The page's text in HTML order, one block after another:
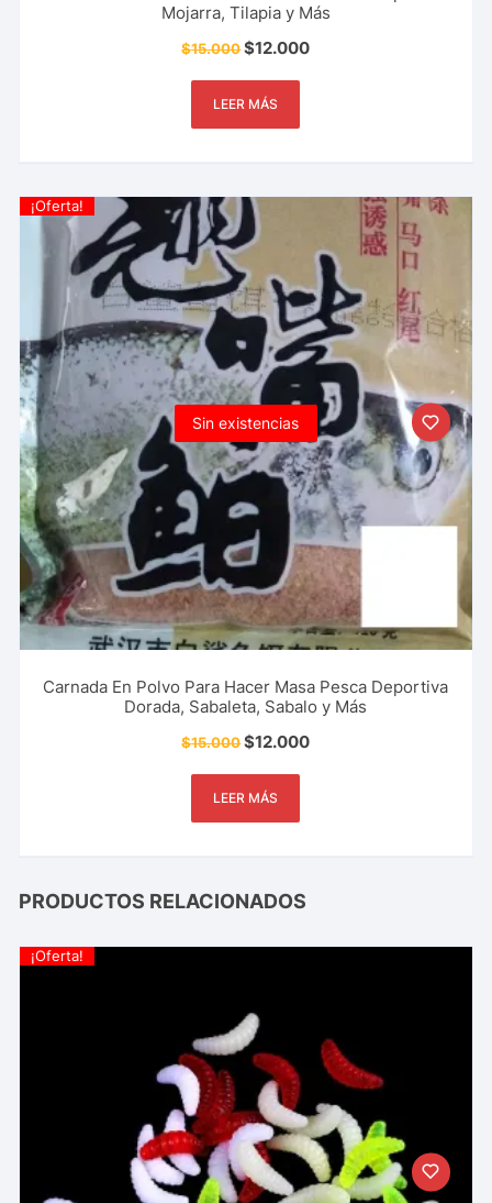
Mojarra, Tilapia y Más
$15.000$12.000
LEER MÁS
Sin existencias
¡Oferta!
Carnada En Polvo Para Hacer Masa Pesca Deportiva
Dorada, Sabaleta, Sabalo y Más
$15.000$12.000
LEER MÁS
PRODUCTOS RELACIONADOS
¡Oferta!